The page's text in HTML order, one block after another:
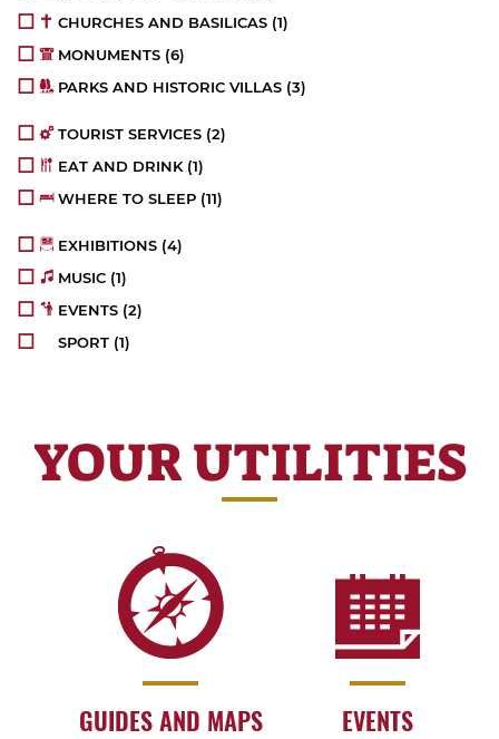
CHURCHES AND BASILICAS (1)
MONUMENTS (6)
PARKS AND HISTORIC VILLAS (3)
TOURIST SERVICES (2)
EAT AND DRINK (1)
WHERE TO SLEEP (11)
EXHIBITIONS (4)
MUSIC (1)
EVENTS (2)
SPORT (1)
YOUR UTILITIES
GUIDES AND MAPS EVENTS